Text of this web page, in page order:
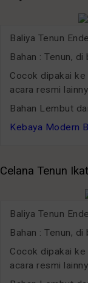
Baliya Tenun
Bahan : Tenun,
Cocok dipakai ke
acara resmi
Bahan Lembut
Kebaya Modern
Celana Tenun
Baliya Tenun
Bahan : Tenun,
Cocok dipakai ke
acara resmi